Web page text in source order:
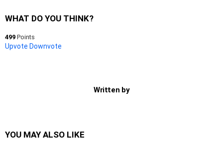
WHAT DO YOU THINK?
499 Points
Upvote Downvote
Written by
YOU MAY ALSO LIKE